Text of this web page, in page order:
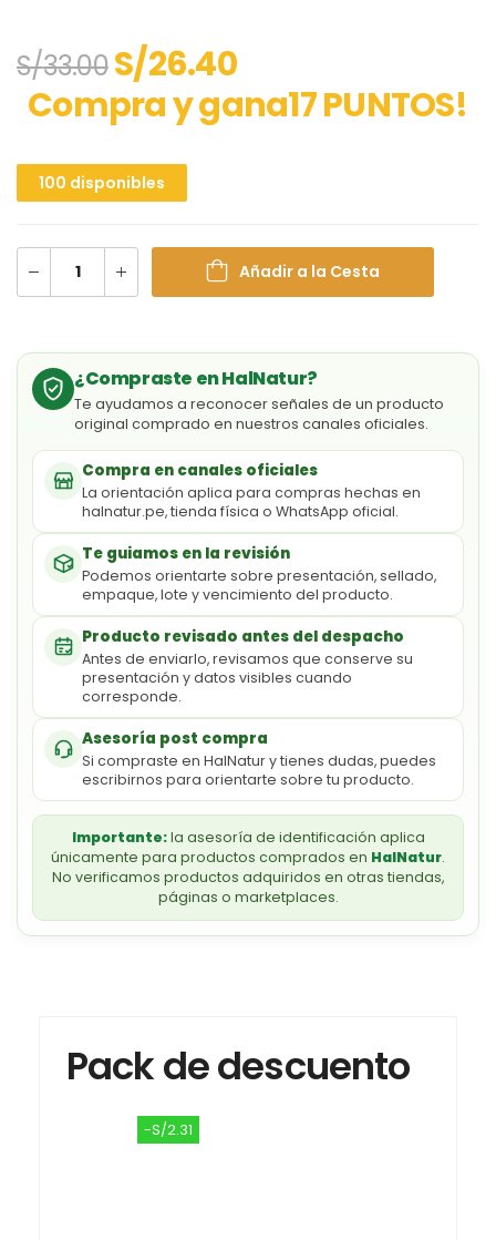
S/33.00S/26.40
Compra y gana17 PUNTOS!
100 disponibles
Añadir a la Cesta
¿Compraste en HalNatur?
Te ayudamos a reconocer señales de un producto
original comprado en nuestros canales oficiales.
Compra en canales oficiales
La orientación aplica para compras hechas en
halnatur.pe, tienda física o WhatsApp oficial.
Te guiamos en la revisión
Podemos orientarte sobre presentación, sellado,
empaque, lote y vencimiento del producto.
Producto revisado antes del despacho
Antes de enviarlo, revisamos que conserve su
presentación y datos visibles cuando
corresponde.
Asesoría post compra
Si compraste en HalNatur y tienes dudas, puedes
escribirnos para orientarte sobre tu producto.
Importante:la asesoría de identificación aplica
únicamente para productos comprados en HalNatur.
No verificamos productos adquiridos en otras tiendas,
páginas o marketplaces.
Pack de descuento
-S/2.31